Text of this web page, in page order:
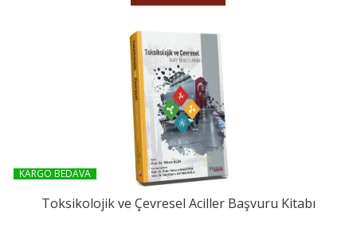
KARGO BEDAVA
Toksikolojik ve Çevresel Aciller Başvuru Kitabı